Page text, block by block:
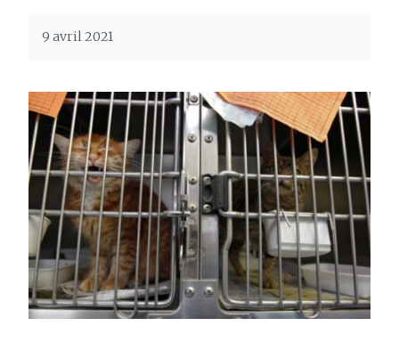
9 avril 2021